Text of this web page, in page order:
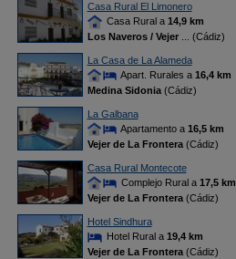
Casa Rural El Limonero
Casa Rural a 14,9 km
Los Naveros / Vejer
... (Cádiz)
La Casa de La Alameda
Apart. Rurales a 16,4 km
Medina Sidonia(Cádiz)
La Galbana
Apartamento a 16,5 km
Vejer de La Frontera(Cádiz)
Casa Rural Montecote
Complejo Rural a 17,5 km
Vejer de La Frontera(Cádiz)
Hotel Sindhura
Hotel Rural a 19,4 km
Vejer de La Frontera(Cádiz)